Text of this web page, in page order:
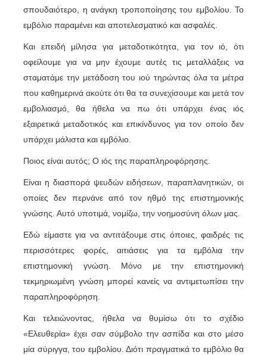
σπουδαιότερο, η ανάγκη τροποποίησης του εμβολίου. Το
εμβόλιο παραμένει και αποτελεσματικό και ασφαλές.
Και επειδή μίλησα για μεταδοτικότητα, για τον ιό, ότι
οφείλουμε για να μην έχουμε αυτές τις μεταλλάξεις να
σταματάμε την μετάδοση του ιού τηρώντας όλα τα μέτρα
που καθημερινά ακούτε ότι θα τα συνεχίσουμε και μετά τον
εμβολιασμό, θα ήθελα να πω ότι υπάρχει ένας ιός
εξαιρετικά μεταδοτικός και επικίνδυνος για τον οποίο δεν
υπάρχει μάλιστα και εμβόλιο.
Ποιος είναι αυτός; Ο ιός της παραπληροφόρησης.
Είναι η διασπορά ψευδών ειδήσεων, παραπλανητικών, οι
οποίες δεν περνάνε από τον ηθμό της επιστημονικής
γνώσης. Αυτό υποτιμά, νομίζω, την νοημοσύνη όλων μας.
Εδώ είμαστε για να αντιτάξουμε στις όποιες, φαιδρές τις
περισσότερες φορές, αιτιάσεις για τα εμβόλια την
επιστημονική γνώση. Μόνο με την επιστημονική
τεκμηριωμένη γνώση μπορεί κανείς να αντιμετωπίσει την
παραπληροφόρηση.
Και τελειώνοντας, ήθελα να θυμίσω ότι το σχέδιο
«Ελευθερία» έχει σαν σύμβολο την ασπίδα και στο μέσο
μία σύριγγα, του εμβολίου. Διότι πραγματικά το εμβόλιο θα